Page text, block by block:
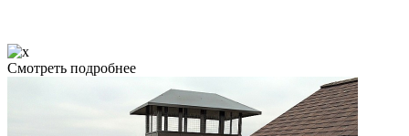
Смотреть подробнее